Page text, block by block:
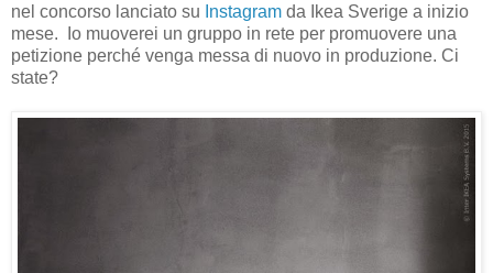
nel concorso lanciato su Instagram da Ikea Sverige a inizio
mese. Io muoverei un gruppo in rete per promuovere una
petizione perché venga messa di nuovo in produzione. Ci
state?